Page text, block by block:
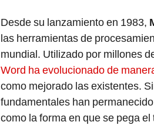
Desde su lanzamiento en 1983,
las herramientas de
mundial. Utilizado por millones
Word ha evolucionado de
como mejorado las existentes.
fundamentales han
como la forma en que se pega